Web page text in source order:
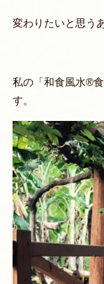
変わりたいと思う
私の「和食風水®
す。